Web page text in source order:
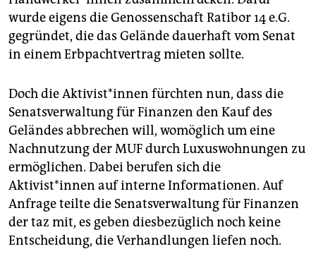
wurde eigens die Genossenschaft Ratibor 14 e.G.
gegründet, die das Gelände dauerhaft vom Senat
in einem Erbpachtvertrag mieten sollte.
Doch die Aktivist*innen fürchten nun, dass die
Senatsverwaltung für Finanzen den Kauf des
Geländes abbrechen will, womöglich um eine
Nachnutzung der MUF durch Luxuswohnungen zu
ermöglichen. Dabei berufen sich die
Aktivist*innen auf interne Informationen. Auf
Anfrage teilte die Senatsverwaltung für Finanzen
der taz mit, es geben diesbezüglich noch keine
Entscheidung, die Verhandlungen liefen noch.